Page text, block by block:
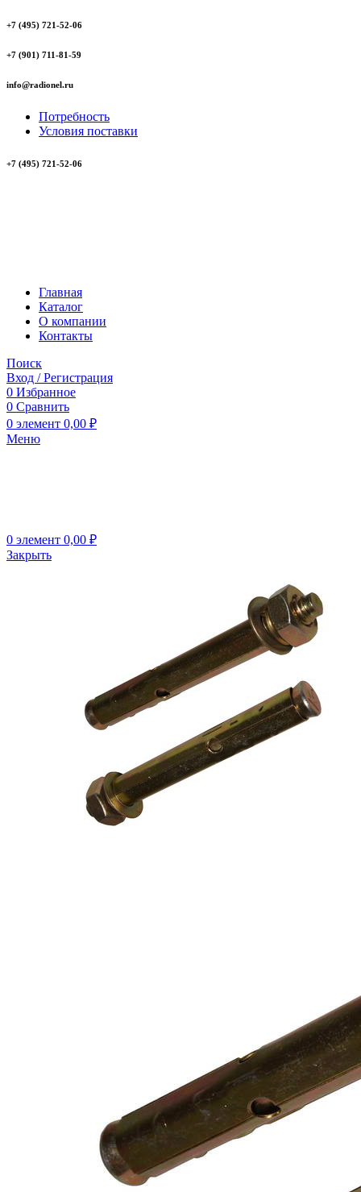
+7 (495) 721-52-06
+7 (901) 711-81-59
info@radionel.ru
Потребность
Условия поставки
+7 (495) 721-52-06
Главная
Каталог
О компании
Контакты
Поиск
Вход / Регистрация
0 Избранное
0 Сравнить
0 элемент 0,00 ₽
Меню
0 элемент 0,00 ₽
Закрыть